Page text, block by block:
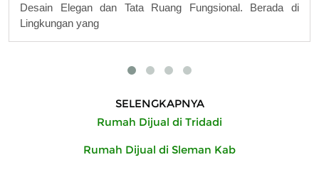
Desain Elegan dan Tata Ruang Fungsional. Berada di
Lingkungan yang
SELENGKAPNYA
Rumah Dijual di Tridadi
Rumah Dijual di Sleman Kab